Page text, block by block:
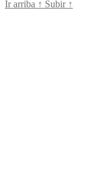
Ir arriba ↑ Subir ↑